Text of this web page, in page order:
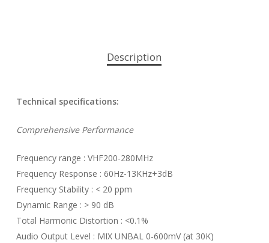
Description
Technical specifications:
Comprehensive Performance
Frequency range : VHF200-280MHz
Frequency Response : 60Hz-13KHz+3dB
Frequency Stability : < 20 ppm
Dynamic Range : > 90 dB
Total Harmonic Distortion : <0.1%
Audio Output Level : MIX UNBAL 0-600mV (at 30K)